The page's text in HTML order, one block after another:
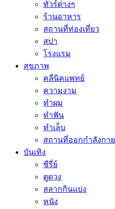
ทัวร์ต่างๆ
ร้านอาหาร
สถานที่ท่องเที่ยว
สปา
โรงแรม
สุขภาพ
คลีนิคแพทย์
ความงาม
ทำผม
ทำฟัน
ทำเล็บ
สถานที่ออกกำลังกาย
บันเทิง
ซีรี่ย์
ดูดวง
สลากกินแบ่ง
หนัง